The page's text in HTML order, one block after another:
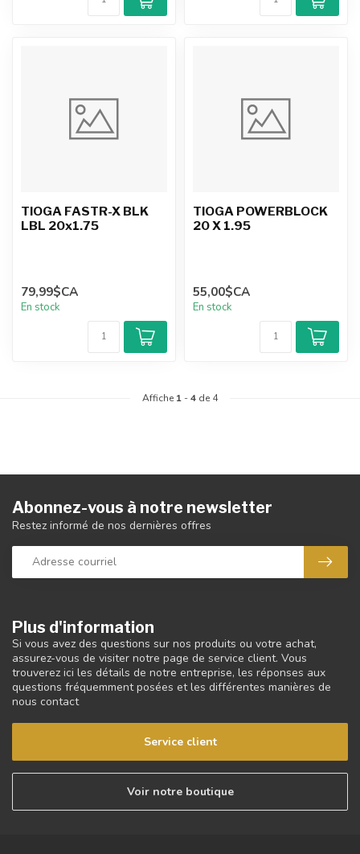
TIOGA FASTR-X BLK
LBL 20x1.75
79,99$CA
En stock
TIOGA POWERBLOCK
20 X 1.95
55,00$CA
En stock
Affiche 1 -4 de 4
Plus d'information
Si vous avez des questions sur nos produits ou votre achat,
assurez-vous de visiter notre page de service client. Vous
trouverez ici les détails de notre entreprise, les réponses aux
questions fréquemment posées et les différentes manières de
nous contact
Service client
Voir notre boutique
Abonnez-vous à notre newsletter
Restez informé de nos dernières offres